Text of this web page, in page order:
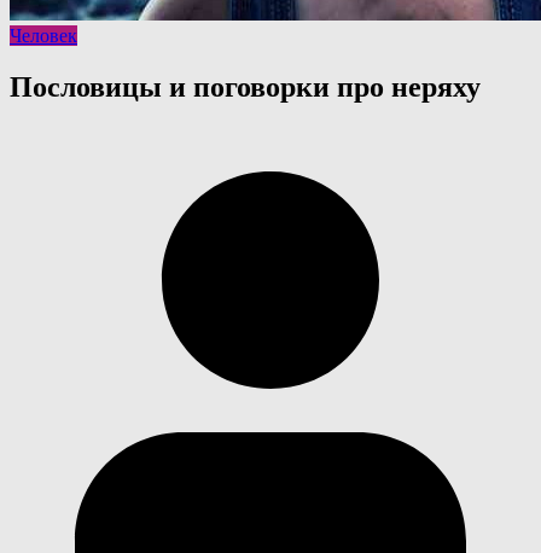
Человек
Пословицы и поговорки про неряху